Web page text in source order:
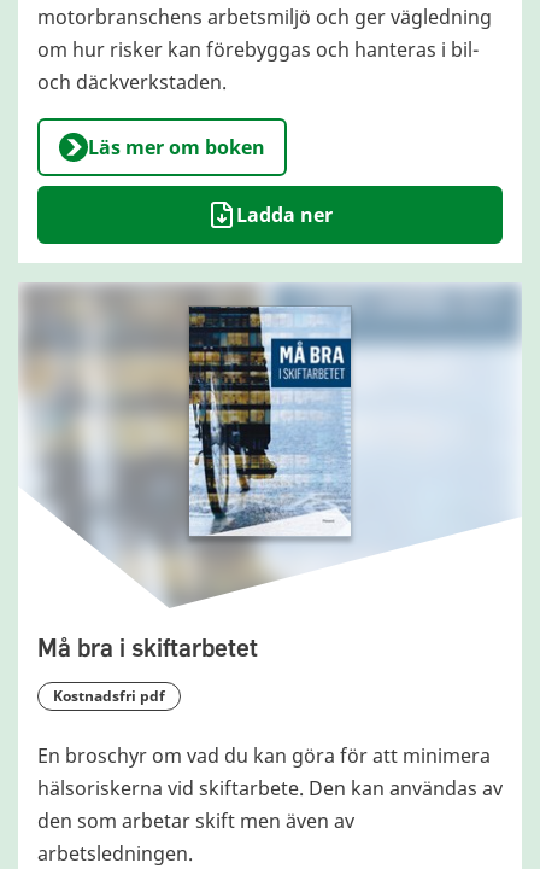
motorbranschens arbetsmiljö och ger vägledning
om hur risker kan förebyggas och hanteras i bil-
och däckverkstaden.
Läs mer om boken
Ladda ner
Må bra i skiftarbetet
kostnadsfri pdf
En broschyr om vad du kan göra för att minimera
hälsoriskerna vid skiftarbete. Den kan användas av
den som arbetar skift men även av
arbetsledningen.